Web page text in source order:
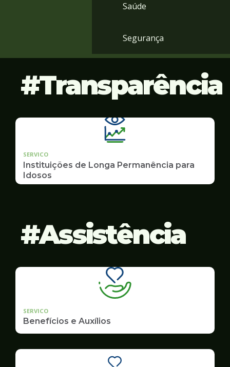
Saúde
Segurança
Transparência
SERVICO
Instituições de Longa Permanência para
Idosos
Assistência
SERVICO
Benefícios e Auxílios